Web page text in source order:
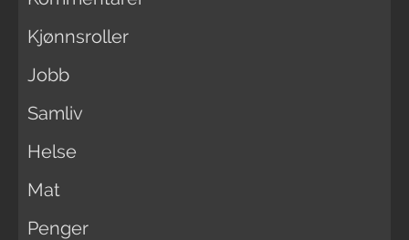
Kjønnsroller
Jobb
Samliv
Helse
Mat
Penger